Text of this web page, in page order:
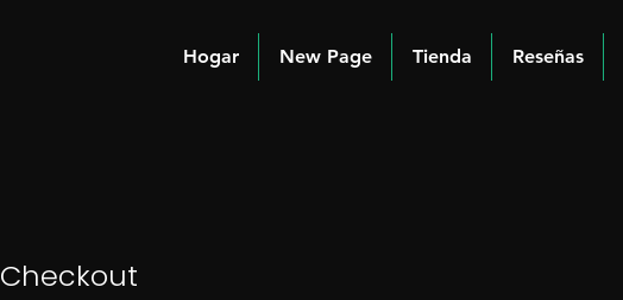
Hogar New Page Tienda Reseñas
Checkout